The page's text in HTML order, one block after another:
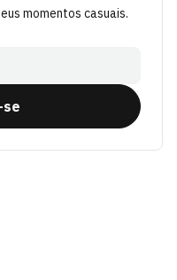
momentos casuais.